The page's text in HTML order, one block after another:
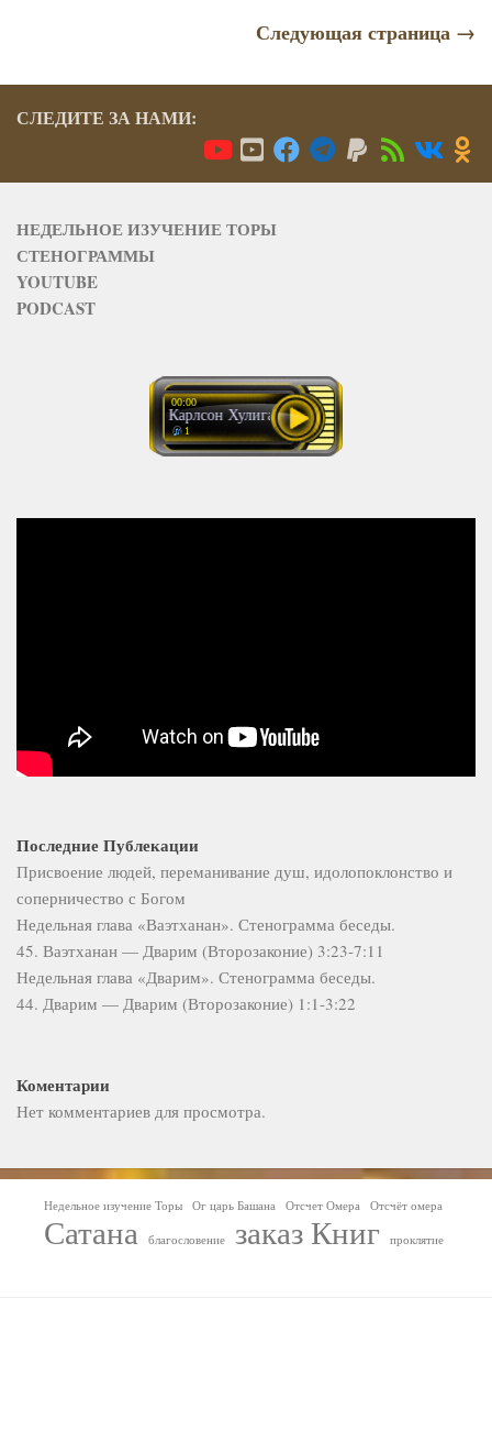
Следующая страница →
СЛЕДИТЕ ЗА НАМИ:
НЕДЕЛЬНОЕ ИЗУЧЕНИЕ ТОРЫ
СТЕНОГРАММЫ
YOUTUBE
PODCAST
Малыш и Карлсон Хулиганские посиделки 2 2 (2)
00:00
1
Последние Публекации
Присвоение людей, переманивание душ, идолопоклонство и
соперничество с Богом
Недельная глава «Ваэтханан». Стенограмма беседы.
45. Ваэтханан — Дварим (Второзаконие) 3:23-7:11
Недельная глава «Дварим». Стенограмма беседы.
44. Дварим — Дварим (Второзаконие) 1:1-3:22
Коментарии
Нет комментариев для просмотра.
Недельное изучение Торы Ог царь Башана Отсчет Омера Отсчёт омера
Сатана благословение заказ Книг проклятие